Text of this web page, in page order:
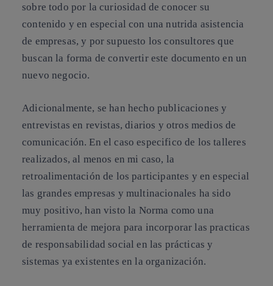
sobre todo por la curiosidad de conocer su
contenido y en especial con una nutrida asistencia
de empresas, y por supuesto los consultores que
buscan la forma de convertir este documento en un
nuevo negocio.
Adicionalmente, se han hecho publicaciones y
entrevistas en revistas, diarios y otros medios de
comunicación. En el caso especifico de los talleres
realizados, al menos en mi caso, la
retroalimentación de los participantes y en especial
las grandes empresas y multinacionales ha sido
muy positivo, han visto la Norma como una
herramienta de mejora para incorporar las practicas
de responsabilidad social en las prácticas y
sistemas ya existentes en la organización.